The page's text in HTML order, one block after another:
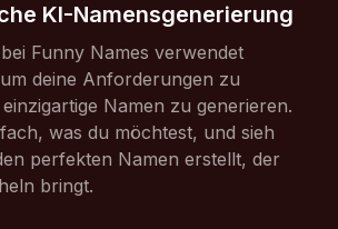
KI-Namensgenerierung
Funny Names verwendet
deine Anforderungen zu
Namen zu generieren.
was du möchtest, und sieh
perfekten Namen erstellt, der
bringt.